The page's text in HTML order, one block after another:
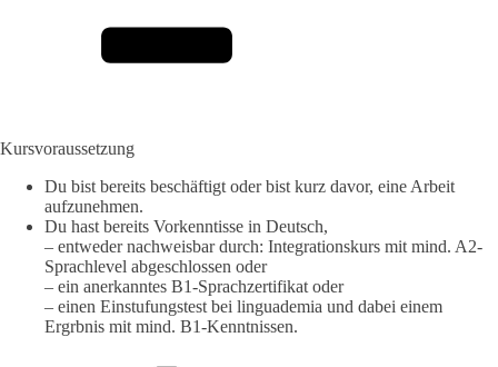
Kursvoraussetzung
Du bist bereits beschäftigt oder bist kurz davor, eine Arbeit
aufzunehmen.
Du hast bereits Vorkenntisse in Deutsch,
– entweder nachweisbar durch: Integrationskurs mit mind. A2-
Sprachlevel abgeschlossen oder
– ein anerkanntes B1-Sprachzertifikat oder
– einen Einstufungstest bei linguademia und dabei einem
Ergrbnis mit mind. B1-Kenntnissen.